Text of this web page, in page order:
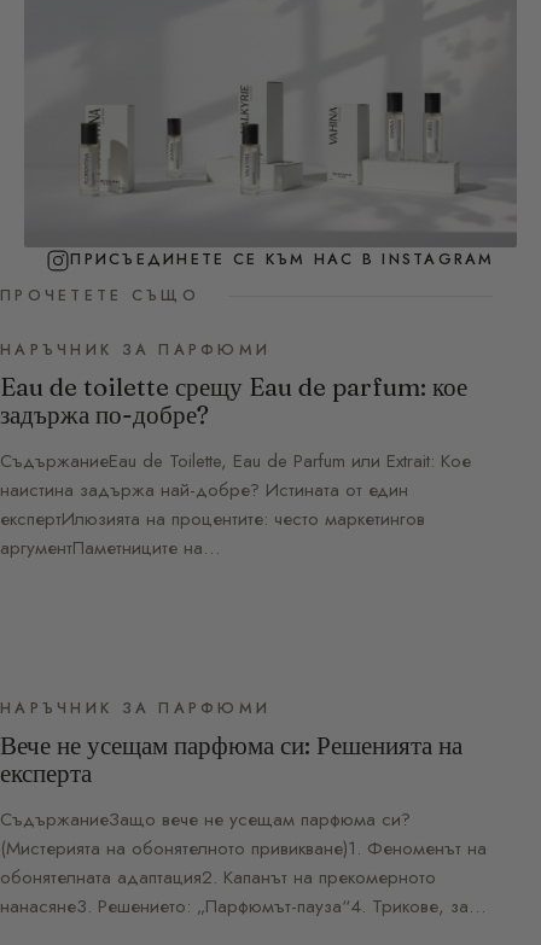
ПРИСЪЕДИНЕТЕ СЕ КЪМ НАС В INSTAGRAM
ПРОЧЕТЕТЕ СЪЩО
НАРЪЧНИК ЗА ПАРФЮМИ
Eau de toilette срещу Eau de parfum: кое
задържа по-добре?
СъдържаниеEau de Toilette, Eau de Parfum или Extrait: Кое
наистина задържа най-добре? Истината от един
експертИлюзията на процентите: често маркетингов
аргументПаметниците на…
НАРЪЧНИК ЗА ПАРФЮМИ
Вече не усещам парфюма си: Решенията на
експерта
СъдържаниеЗащо вече не усещам парфюма си?
(Мистерията на обонятелното привикване)1. Феноменът на
обонятелната адаптация2. Капанът на прекомерното
нанасяне3. Решението: „Парфюмът-пауза“4. Трикове, за…